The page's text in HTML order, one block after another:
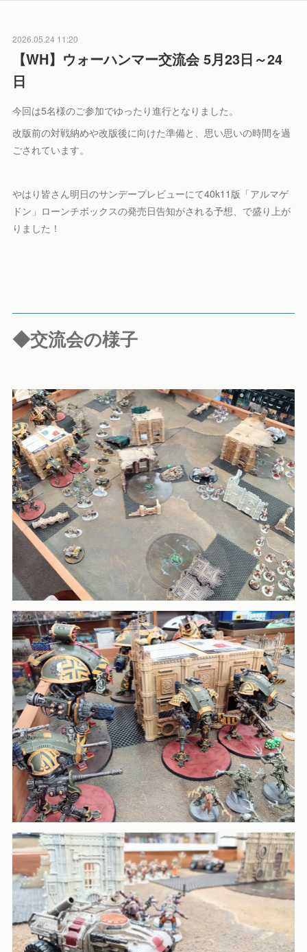
2026.05.24 11:20
【WH】ウォーハンマー交流会 5月23日～24
日
今回は5名様のご参加でゆったり進行となりました。
改版前の対戦納めや改版後に向けた準備と、思い思いの時間を過
ごされています。
やはり皆さん明日のサンデープレビューにて40k11版「アルマゲ
ドン」ローンチボックスの発売日告知がされる予想、で盛り上が
りました！
◆交流会の様子